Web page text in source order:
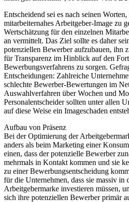
Entscheidend sei es nach seinen
mitarbeiternahes Arbeitgeber-Image zu
Wertschätzung für den einzelnen
an vermittelt. Das Ziel sollte es daher
potenziellen Bewerber aufzubauen, ihn
für Transparenz im Hinblick auf den
Bewerbungsverfahrens zu sorgen.
Entscheidungen: Zahlreiche
schlechte Bewerber-Bewertungen im
Auswahlverfahren über Wochen und
Personalentscheider sollten unter allen
auf diese Weise ein Imageschaden
Aufbau von Präsenz
Bei der Optimierung der
anders als beim Marketing einer
einen, dass der potenzielle Bewerber
mehrmals in Kontakt kommen und sie
zu einer Bewerbungsentscheidung
für die Unternehmen, dass sie massiv in
Arbeitgebermarke investieren müssen,
sich ihre potenziellen Bewerber primär